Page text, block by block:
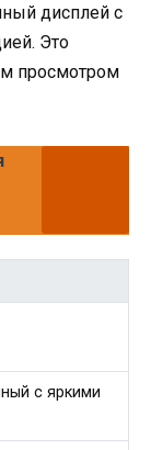
дисплей с
Это
просмотром
с яркими